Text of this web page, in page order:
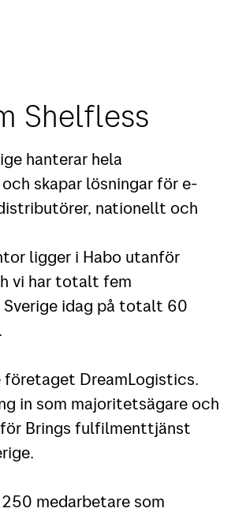
Shelfless
hanterar hela
skapar lösningar för e-
nationellt och
ligger i Habo utanför
vi har totalt fem
Sverige idag på totalt 60
DreamLogistics.
in som majoritetsägare och
för Brings fulfilmenttjänst
medarbetare som